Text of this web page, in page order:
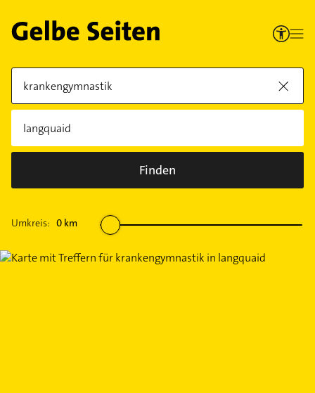
Finden
Umkreis: 0 km